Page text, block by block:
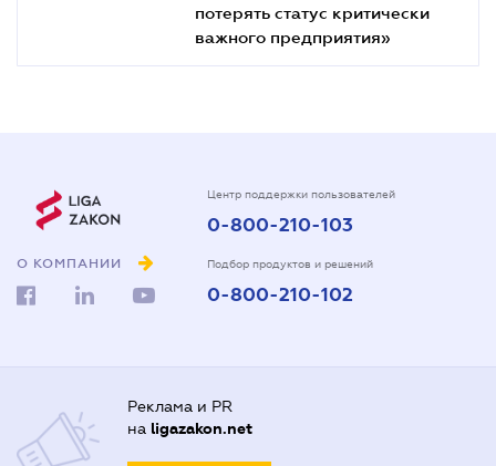
потерять статус критически
важного предприятия»
О КОМПАНИИ
Центр поддержки пользователей
0-800-210-103
Подбор продуктов и решений
0-800-210-102
Реклама и PR
на ligazakon.net